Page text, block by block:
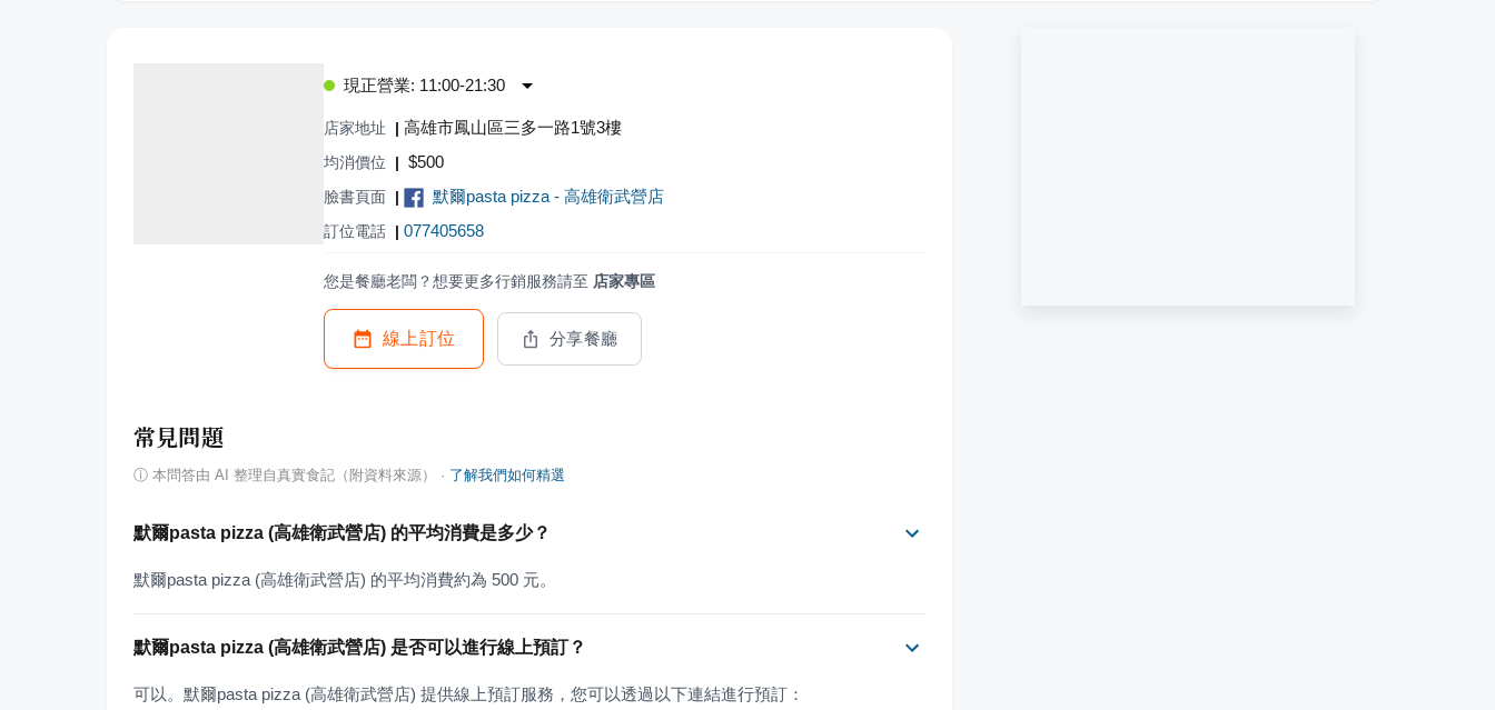
現正營業: 11:00-21:30
店家地址 | 高雄市鳳山區三多一路1號3樓
均消價位 | $500
臉書頁面 | 默爾pasta pizza - 高雄衛武營店
訂位電話 | 077405658
您是餐廳老闆？想要更多行銷服務請至 店家專區
線上訂位 分享餐廳
常見問題
ⓘ 本問答由 AI 整理自真實食記（附資料來源） · 了解我們如何精選
默爾pasta pizza (高雄衛武營店) 的平均消費是多少？
默爾pasta pizza (高雄衛武營店) 的平均消費約為 500 元。
默爾pasta pizza (高雄衛武營店) 是否可以進行線上預訂？
可以。默爾pasta pizza (高雄衛武營店) 提供線上預訂服務，您可以透過以下連結進行預訂：